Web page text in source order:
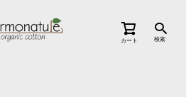
カート 検索